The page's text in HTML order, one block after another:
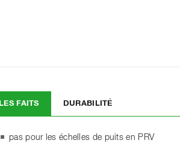
LES FAITS DURABILITÉ
pas pour les échelles de puits en PRV